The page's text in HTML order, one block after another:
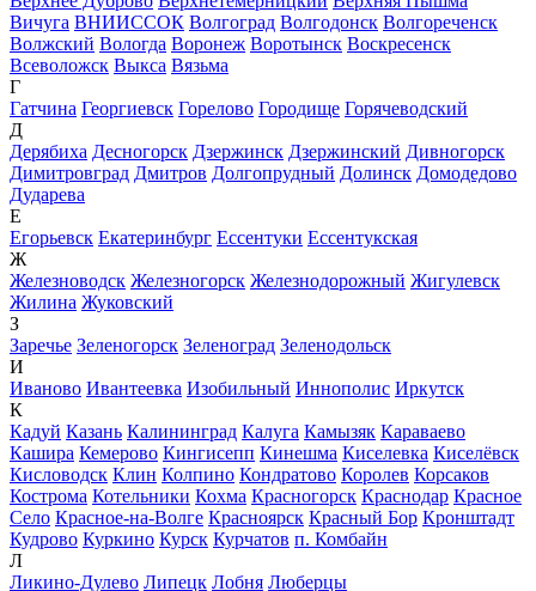
Вичуга ВНИИССОК Волгоград Волгодонск Волгореченск
Волжский Вологда Воронеж Воротынск Воскресенск
Всеволожск Выкса Вязьма
Г
Гатчина Георгиевск Горелово Городище Горячеводский
Д
Дерябиха Десногорск Дзержинск Дзержинский Дивногорск
Димитровград Дмитров Долгопрудный Долинск Домодедово
Дударева
Е
Егорьевск Екатеринбург Ессентуки Ессентукская
Ж
Железноводск Железногорск Железнодорожный Жигулевск
Жилина Жуковский
З
Заречье Зеленогорск Зеленоград Зеленодольск
И
Иваново Ивантеевка Изобильный Иннополис Иркутск
К
Кадуй Казань Калининград Калуга Камызяк Караваево
Кашира Кемерово Кингисепп Кинешма Киселевка Киселёвск
Кисловодск Клин Колпино Кондратово Королев Корсаков
Кострома Котельники Кохма Красногорск Краснодар Красное
Село Красное-на-Волге Красноярск Красный Бор Кронштадт
Кудрово Куркино Курск Курчатов п. Комбайн
Л
Ликино-Дулево Липецк Лобня Люберцы